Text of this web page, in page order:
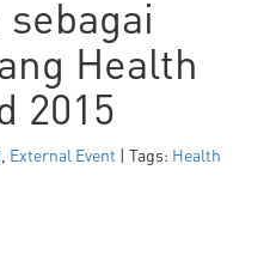
Health
2015
External Event | Tags: Health